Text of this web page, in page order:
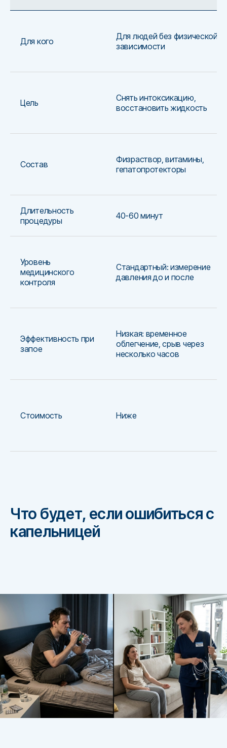
Для кого
Для людей без физической
зависимости
Цель
Снять интоксикацию,
восстановить жидкость
Состав
Физраствор, витамины,
гепатопротекторы
Длительность
процедуры
40-60 минут
Уровень
медицинского
контроля
Стандартный: измерение
давления до и после
Эффективность при
запое
Низкая: временное
облегчение, срыв через
несколько часов
Стоимость Ниже
Что будет, если ошибиться с
капельницей